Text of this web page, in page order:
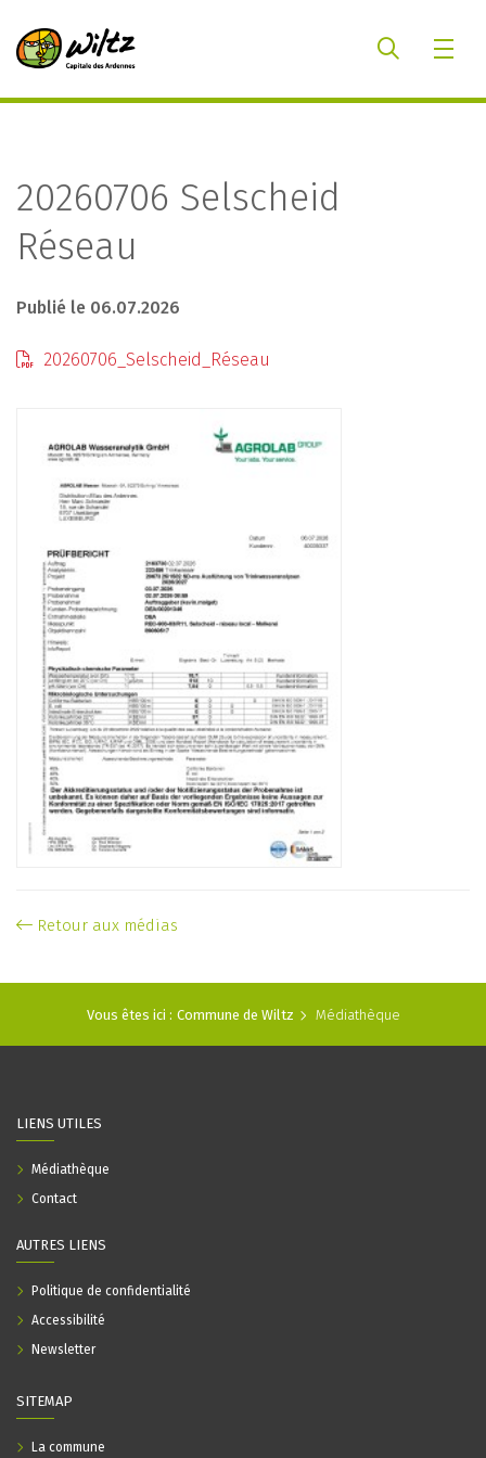
20260706 Selscheid
Réseau
Publié le 06.07.2026
20260706_Selscheid_Réseau
Retour aux médias
Vous êtes ici : Commune de Wiltz Médiathèque
SITEMAP
La commune
LIENS UTILES
Médiathèque
Contact
AUTRES LIENS
Politique de confidentialité
Accessibilité
Newsletter